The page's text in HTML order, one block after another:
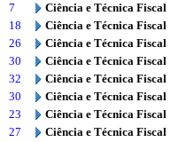
7
Ciência e Técnica Fiscal
18
Ciência e Técnica Fiscal
26
Ciência e Técnica Fiscal
30
Ciência e Técnica Fiscal
32
Ciência e Técnica Fiscal
30
Ciência e Técnica Fiscal
23
Ciência e Técnica Fiscal
27
Ciência e Técnica Fiscal